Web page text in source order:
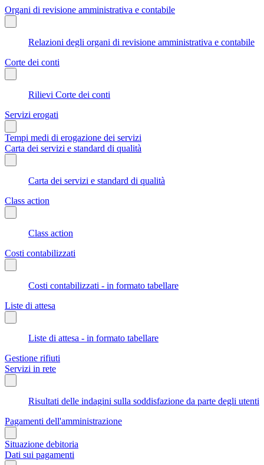
Organi di revisione amministrativa e contabile
Relazioni degli organi di revisione amministrativa e contabile
Corte dei conti
Rilievi Corte dei conti
Servizi erogati
Tempi medi di erogazione dei servizi
Carta dei servizi e standard di qualità
Carta dei servizi e standard di qualità
Class action
Class action
Costi contabilizzati
Costi contabilizzati - in formato tabellare
Liste di attesa
Liste di attesa - in formato tabellare
Gestione rifiuti
Servizi in rete
Risultati delle indagini sulla soddisfazione da parte degli utenti
Pagamenti dell'amministrazione
Situazione debitoria
Dati sui pagamenti